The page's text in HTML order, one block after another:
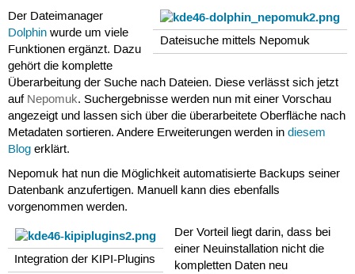
Dateisuche mittels Nepomuk
Der Dateimanager
Dolphinwurde um viele
Funktionen ergänzt. Dazu
gehört die komplette
Überarbeitung der Suche nach Dateien. Diese verlässt sich jetzt
auf Nepomuk. Suchergebnisse werden nun mit einer Vorschau
angezeigt und lassen sich über die überarbeitete Oberfläche nach
Metadaten sortieren. Andere Erweiterungen werden in diesem
Blogerklärt.
Nepomuk hat nun die Möglichkeit automatisierte Backups seiner
Datenbank anzufertigen. Manuell kann dies ebenfalls
vorgenommen werden.
Integration der KIPI-Plugins
Der Vorteil liegt darin, dass bei
einer Neuinstallation nicht die
kompletten Daten neu